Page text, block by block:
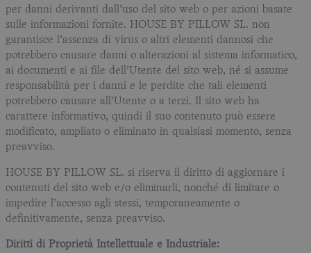
per danni derivanti dall’uso del sito web o per azioni basate
sulle informazioni fornite. HOUSE BY PILLOW SL. non
garantisce l’assenza di virus o altri elementi dannosi che
potrebbero causare danni o alterazioni al sistema informatico,
ai documenti e ai file dell’Utente del sito web, né si assume
responsabilità per i danni e le perdite che tali elementi
potrebbero causare all’Utente o a terzi. Il sito web ha
carattere informativo, quindi il suo contenuto può essere
modificato, ampliato o eliminato in qualsiasi momento, senza
preavviso.
HOUSE BY PILLOW SL. si riserva il diritto di aggiornare i
contenuti del sito web e/o eliminarli, nonché di limitare o
impedire l’accesso agli stessi, temporaneamente o
definitivamente, senza preavviso.
Diritti di Proprietà Intellettuale e Industriale: